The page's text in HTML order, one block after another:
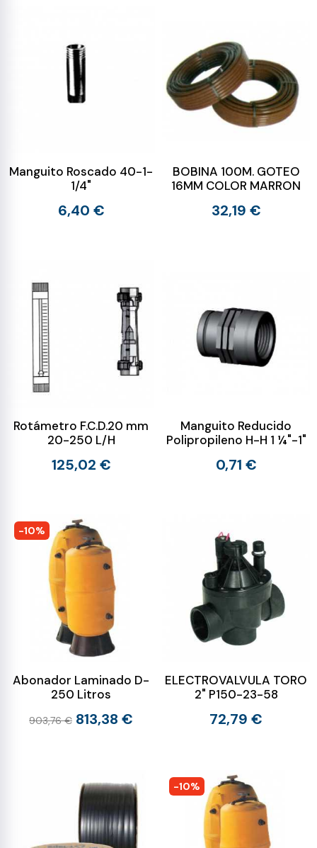
Manguito Roscado 40-1-
1/4"
6,40 €
BOBINA 100M. GOTEO
16MM COLOR MARRON
32,19 €
Rotámetro F.C.D.20 mm
20-250 L/H
125,02 €
Manguito Reducido
Polipropileno H-H 1 ¼"-1"
0,71 €
-10%
Abonador Laminado D-
250 Litros
903,76 € 813,38 €
ELECTROVALVULA TORO
2" P150-23-58
72,79 €
-10%